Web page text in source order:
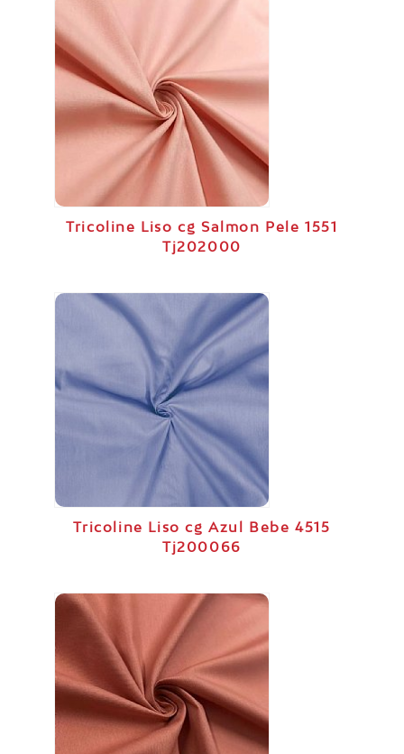
Tricoline Liso cg Salmon Pele 1551
Tj202000
Tricoline Liso cg Azul Bebe 4515
Tj200066